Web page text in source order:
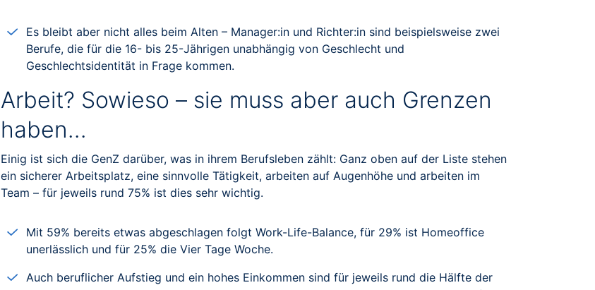
Es bleibt aber nicht alles beim Alten – Manager:in und Richter:in sind beispielsweise zwei
Berufe, die für die 16- bis 25-Jährigen unabhängig von Geschlecht und
Geschlechtsidentität in Frage kommen.
Arbeit? Sowieso – sie muss aber auch Grenzen
haben…
Einig ist sich die GenZ darüber, was in ihrem Berufsleben zählt: Ganz oben auf der Liste stehen
ein sicherer Arbeitsplatz, eine sinnvolle Tätigkeit, arbeiten auf Augenhöhe und arbeiten im
Team – für jeweils rund 75% ist dies sehr wichtig.
Mit 59% bereits etwas abgeschlagen folgt Work-Life-Balance, für 29% ist Homeoffice
unerlässlich und für 25% die Vier Tage Woche.
Auch beruflicher Aufstieg und ein hohes Einkommen sind für jeweils rund die Hälfte der